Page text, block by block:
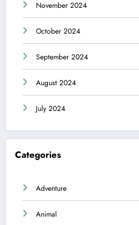
November 2024
October 2024
September 2024
August 2024
July 2024
Categories
Adventure
Animal